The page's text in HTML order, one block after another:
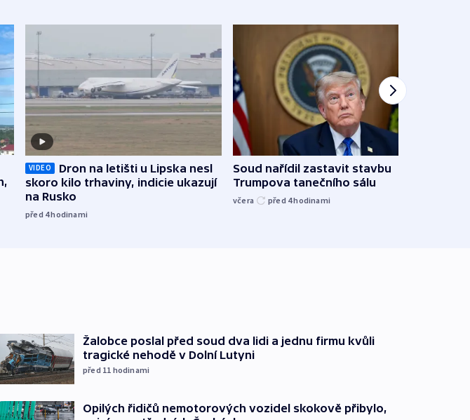
VIDEO
Dron na letišti u Lipska nesl
skoro kilo trhaviny, indicie ukazují
na Rusko
před 4hodinami
Soud nařídil zastavit stavbu
Trumpova tanečního sálu
včera před 4hodinami
Žalobce poslal před soud dva lidi a jednu firmu kvůli
tragické nehodě v Dolní Lutyni
před 11 hodinami
Opilých řidičů nemotorových vozidel skokově přibylo,